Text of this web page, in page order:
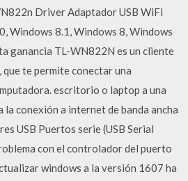
Driver Adaptador USB WiFi
Windows 8.1, Windows 8, Windows
ganancia TL-WN822N es un cliente
te permite conectar una
escritorio o laptop a una
la conexión a internet de banda ancha
USB Puertos serie (USB Serial
con el controlador del puerto
windows a la versión 1607 ha